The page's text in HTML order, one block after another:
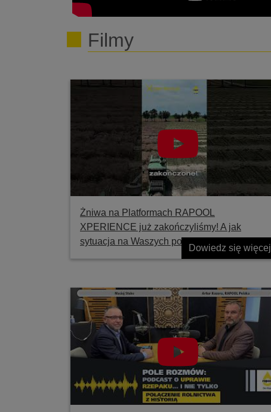
Filmy
Żniwa na Platformach RAPOOL
XPERIENCE już zakończyliśmy! A jak
sytuacja na Waszych polach?
Dowiedz się więcej